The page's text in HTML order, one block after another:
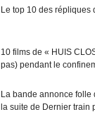
Le top 10 des répliques
10 films de « HUIS
pas) pendant le
La bande annonce folle
la suite de Dernier train